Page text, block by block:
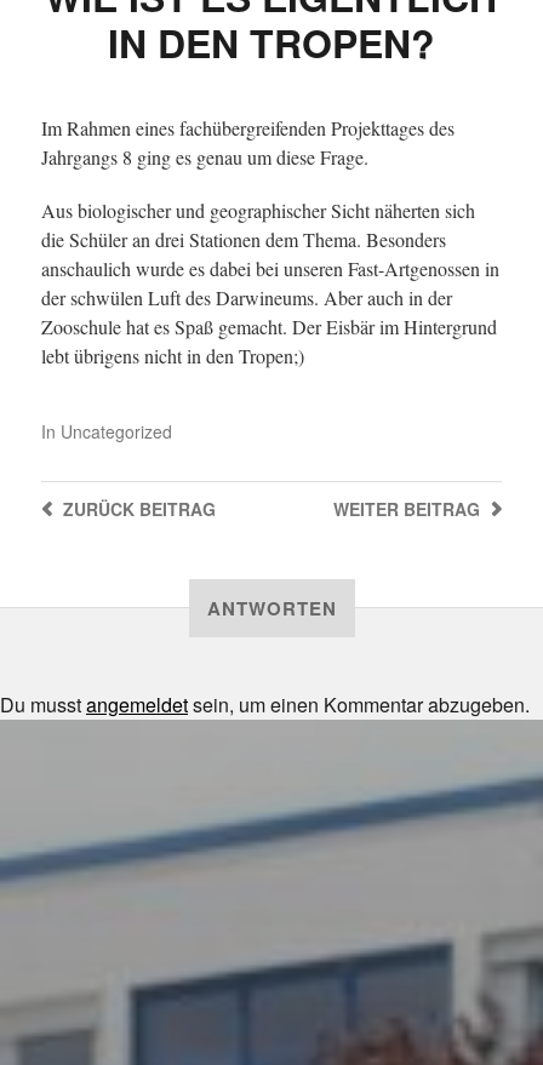
IN DEN TROPEN?
Im Rahmen eines fachübergreifenden Projekttages des
Jahrgangs 8 ging es genau um diese Frage.
Aus biologischer und geographischer Sicht näherten sich
die Schüler an drei Stationen dem Thema. Besonders
anschaulich wurde es dabei bei unseren Fast-Artgenossen in
der schwülen Luft des Darwineums. Aber auch in der
Zooschule hat es Spaß gemacht. Der Eisbär im Hintergrund
lebt übrigens nicht in den Tropen;)
In Uncategorized
WEITER BEITRAG
ZURÜCKBEITRAG
ANTWORTEN
Du musstangemeldetsein, um einen Kommentar abzugeben.